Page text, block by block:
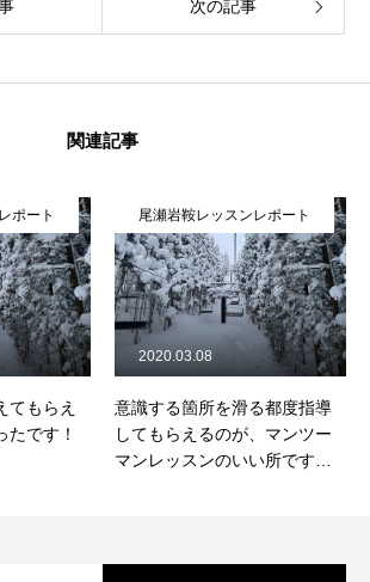
次の記事
関連記事
ポート
てもらえ
たです！
尾瀬岩鞍レッスンレポート
意識する箇所を滑る都度指導
してもらえるのが、マンツー
マンレッスンのいい所です
2020.03.08